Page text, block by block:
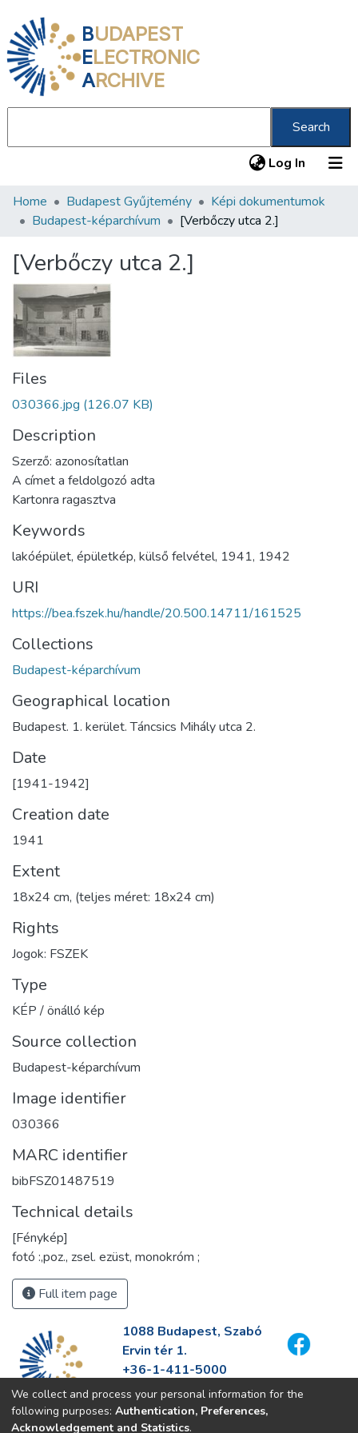
BUDAPEST
ELECTRONIC
ARCHIVE
Search
Log In (current)
Communities & Collections
Statistics
About us
Home Budapest Gyűjtemény
Képi dokumentumok
Budapest-képarchívum
[Verbőczy utca 2.]
[Verbőczy utca 2.]
Files
030366.jpg (126.07 KB)
Description
Szerző: azonosítatlan
A címet a feldolgozó adta
Kartonra ragasztva
Keywords
lakóépület, épületkép, külső felvétel, 1941, 1942
URI
https://bea.fszek.hu/handle/20.500.14711/161525
Collections
Budapest-képarchívum
Geographical location
Budapest. 1. kerület. Táncsics Mihály utca 2.
Date
[1941-1942]
Creation date
1941
Extent
18x24 cm, (teljes méret: 18x24 cm)
Rights
Jogok: FSZEK
Type
KÉP / önálló kép
Source collection
Budapest-képarchívum
Image identifier
030366
MARC identifier
bibFSZ01487519
Technical details
[Fénykép]
fotó :,poz., zsel. ezüst, monokróm ;
Full item page
1088 Budapest, Szabó
Ervin tér 1.
+36-1-411-5000
info@fszek.hu
https://fszek.hu
We collect and process your personal information for the
following purposes: Authentication, Preferences,
Acknowledgement and Statistics.